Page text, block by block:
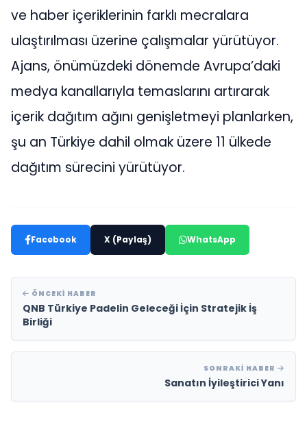
ve haber içeriklerinin farklı mecralara
ulaştırılması üzerine çalışmalar yürütüyor.
Ajans, önümüzdeki dönemde Avrupa’daki
medya kanallarıyla temaslarını artırarak
içerik dağıtım ağını genişletmeyi planlarken,
şu an Türkiye dahil olmak üzere 11 ülkede
dağıtım sürecini yürütüyor.
Facebook X (Paylaş) WhatsApp
ÖNCEKI HABER
QNB Türkiye Padelin Geleceği İçin Stratejik İş
Birliği
SONRAKI HABER
Sanatın İyileştirici Yanı